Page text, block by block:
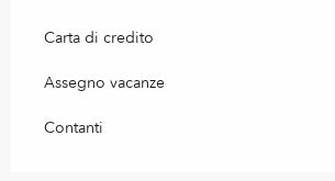
Carta di credito
Assegno vacanze
Contanti